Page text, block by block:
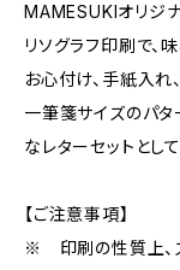
MAMESUKIオリジ
リソグラフ印刷で、
お心付け、手紙入れ
一筆箋サイズのパ
なレターセットとし
【ご注意事項】
※ 印刷の性質上、